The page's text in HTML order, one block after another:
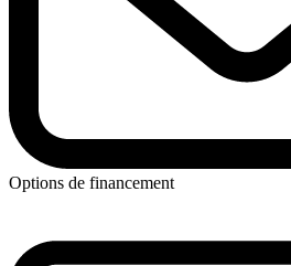
Options de financement